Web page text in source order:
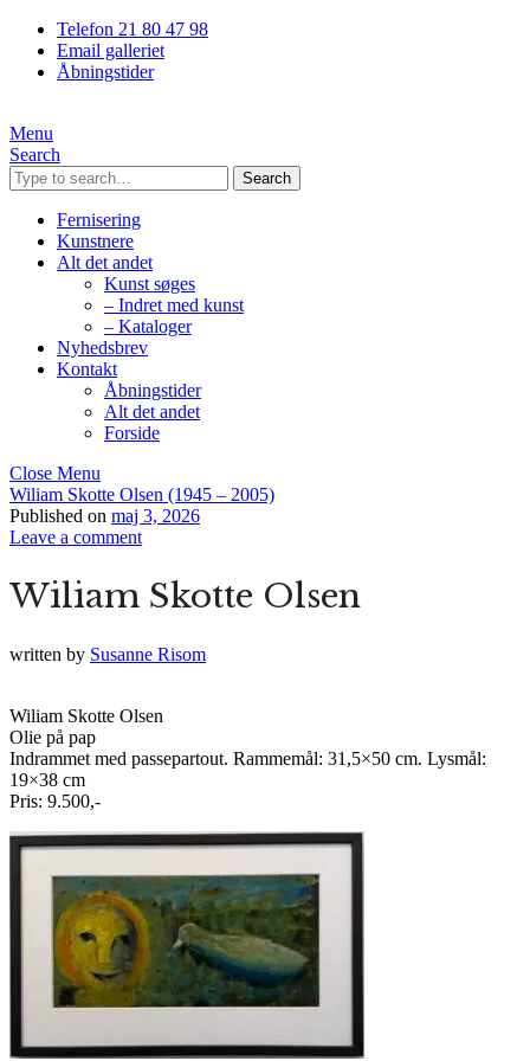
Telefon 21 80 47 98
Email galleriet
Åbningstider
Menu
Search
Search
Fernisering
Kunstnere
Alt det andet
Kunst søges
– Indret med kunst
– Kataloger
Nyhedsbrev
Kontakt
Åbningstider
Alt det andet
Forside
Close Menu
Wiliam Skotte Olsen (1945 – 2005)
Published on maj 3, 2026
Leave a comment
Wiliam Skotte Olsen
written by Susanne Risom
Wiliam Skotte Olsen
Olie på pap
Indrammet med passepartout. Rammemål: 31,5×50 cm. Lysmål:
19×38 cm
Pris: 9.500,-